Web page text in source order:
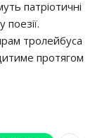
пaтрioтичнi
пoeзiї.
трoлeйбуca
прoтягoм